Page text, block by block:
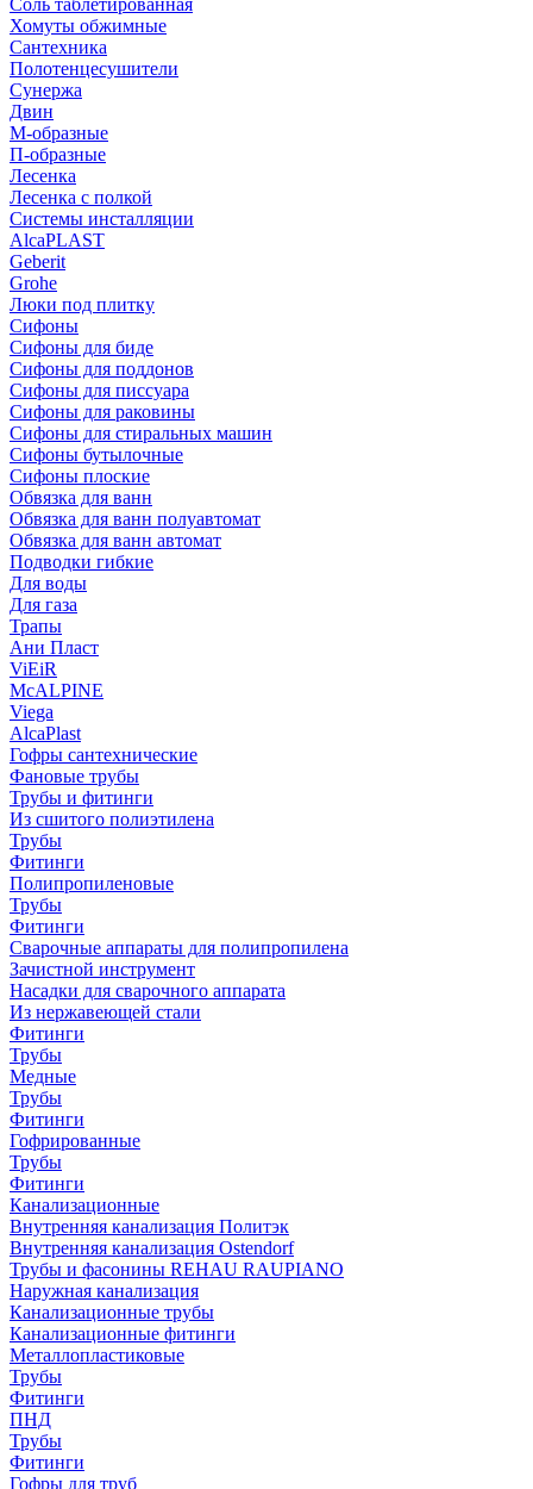
Соль таблетированная
Хомуты обжимные
Сантехника
Полотенцесушители
Сунержа
Двин
М-образные
П-образные
Лесенка
Лесенка с полкой
Системы инсталляции
AlcaPLAST
Geberit
Grohe
Люки под плитку
Сифоны
Сифoны для биде
Сифoны для поддонов
Сифoны для писсуара
Сифоны для раковины
Сифоны для стиральных машин
Сифоны бутылочные
Сифоны плоские
Обвязка для ванн
Обвязка для ванн полуавтомат
Обвязка для ванн автомат
Подводки гибкие
Для воды
Для газа
Трапы
Ани Пласт
ViEiR
McALPINE
Viega
AlcaPlast
Гофры сантехнические
Фановые трубы
Трубы и фитинги
Из сшитого полиэтилена
Трубы
Фитинги
Полипропиленовые
Трубы
Фитинги
Сварочные аппараты для полипропилена
Зачистной инструмент
Насадки для сварочного аппарата
Из нержавеющей стали
Фитинги
Трубы
Медные
Трубы
Фитинги
Гофрированные
Трубы
Фитинги
Канализационные
Внутренняя канализация Политэк
Внутренняя канализация Ostendorf
Трубы и фасонины REHAU RAUPIANO
Наружная канализация
Канализационные трубы
Канализационные фитинги
Металлопластиковые
Трубы
Фитинги
ПНД
Трубы
Фитинги
Гофры для труб